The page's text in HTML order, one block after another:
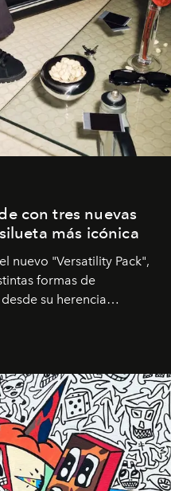
con tres nuevas
más icónica
nuevo "Versatility Pack",
formas de
su herencia
inspirada en el